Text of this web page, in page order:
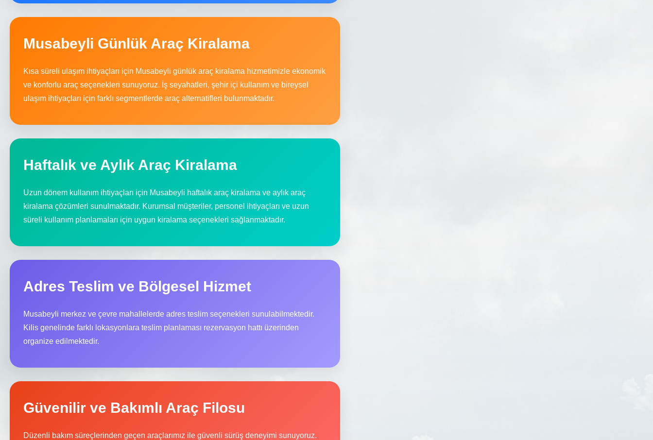
Musabeyli Günlük Araç Kiralama
Kısa süreli ulaşım ihtiyaçları için Musabeyli günlük araç kiralama hizmetimizle ekonomik
ve konforlu araç seçenekleri sunuyoruz. İş seyahatleri, şehir içi kullanım ve bireysel
ulaşım ihtiyaçları için farklı segmentlerde araç alternatifleri bulunmaktadır.
Haftalık ve Aylık Araç Kiralama
Uzun dönem kullanım ihtiyaçları için Musabeyli haftalık araç kiralama ve aylık araç
kiralama çözümleri sunulmaktadır. Kurumsal müşteriler, personel ihtiyaçları ve uzun
süreli kullanım planlamaları için uygun kiralama seçenekleri sağlanmaktadır.
Adres Teslim ve Bölgesel Hizmet
Musabeyli merkez ve çevre mahallelerde adres teslim seçenekleri sunulabilmektedir.
Kilis genelinde farklı lokasyonlara teslim planlaması rezervasyon hattı üzerinden
organize edilmektedir.
Güvenilir ve Bakımlı Araç Filosu
Düzenli bakım süreçlerinden geçen araçlarımız ile güvenli sürüş deneyimi sunuyoruz.